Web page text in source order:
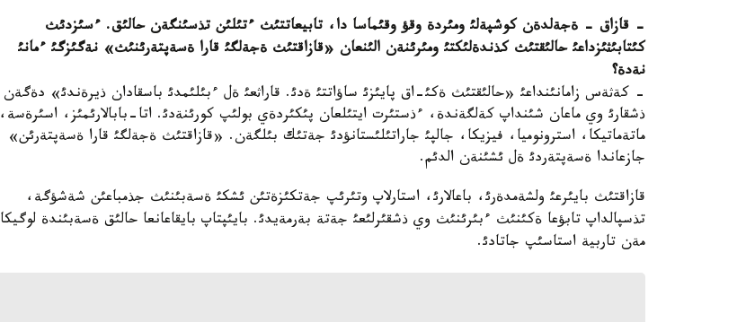
- قازاق - ةجةلدةن كوشپةلئ ومئردة وقؤ وقئماسا دا، تابيعاتتئث ءتئلئن تذسئنگةن حالئق. ءسئزدئث
كئتابئثئزداعئ حالئقتئث كذندةلئكتئ ومئرئنةن الئنعان «قازاقتئث ةجةلگئ قارا ةسةپتةرئنئث» نةگئزگئ ءمانئ
نةدة؟
- كةثةس زامانئنداعئ «حالئقتئث ةكئ-اق پايئزئ ساؤاتتئ ةدئ. قاراثعئ ةل ءبئلئمدئ باسقادان ذيرةندئ» دةگةن
ذشقارئ وي ماعان شئنداپ كةلگةندة، ءذستئرت ايتئلعان پئكئردةي بولئپ كورئنةدئ. اتا-بابالارئمئز، اسئرةسة،
ماتةماتيكا، استرونوميا، فيزيكا، جالپئ جاراتئلئستانؤدئ جةتئك بئلگةن. «قازاقتئث ةجةلگئ قارا ةسةپتةرئن»
جازعاندا ةسةپتةردئ ةل ئشئنةن الدئم.
قازاقتئث بايئرعئ ولشةمدةرئ، باعالارئ، استارلاپ وتئرئپ جةتكئزةتئن ئشكئ ةسةبئنئث جذمباعئن شةشؤگة،
تذسپالداپ تابؤعا ةكئنئث ءبئرئنئث وي ذشقئرلئعئ جةتة بةرمةيدئ. بايئپتاپ بايقاعانعا حالئق ةسةبئندة لوگيكا
مةن تاربية استاسئپ جاتادئ.